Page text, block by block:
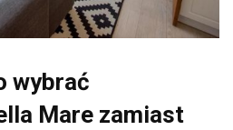
wybrać
Mare zamiast